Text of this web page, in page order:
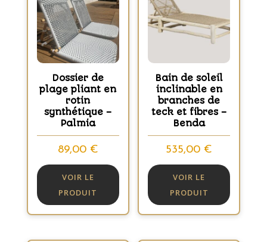
Dossier de
plage pliant en
rotin
synthétique –
Palmia
89,00 €
VOIR LE
PRODUIT
Bain de soleil
inclinable en
branches de
teck et fibres –
Benda
535,00 €
VOIR LE
PRODUIT